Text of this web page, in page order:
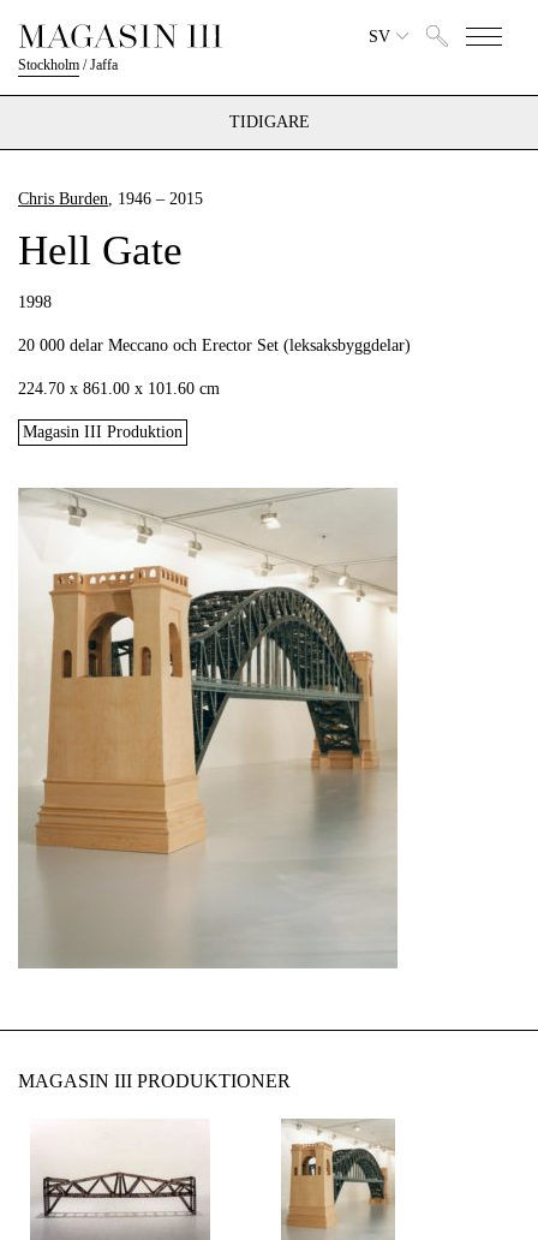
Stockholm /Jaffa
SV
TIDIGARE
Chris Burden, 1946 – 2015
Hell Gate
1998
20 000 delar Meccano och Erector Set (leksaksbyggdelar)
224.70 x 861.00 x 101.60 cm
Magasin III Produktion
MAGASIN III PRODUKTIONER